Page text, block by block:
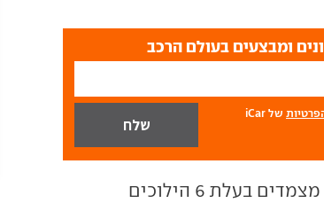
ומבצעים בעולם הרכב
של iCar
המנוע משודך לתיבה כפולת מצמדים בעלת 6 הילוכים